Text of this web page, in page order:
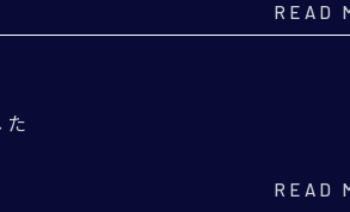
READ
READ